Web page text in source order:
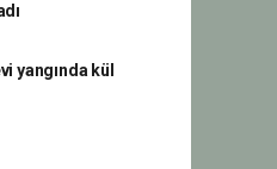
yangında kül